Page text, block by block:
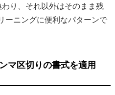
り、それ以外はそのまま残
ーニングに便利なパターンで
マ区切りの書式を適用